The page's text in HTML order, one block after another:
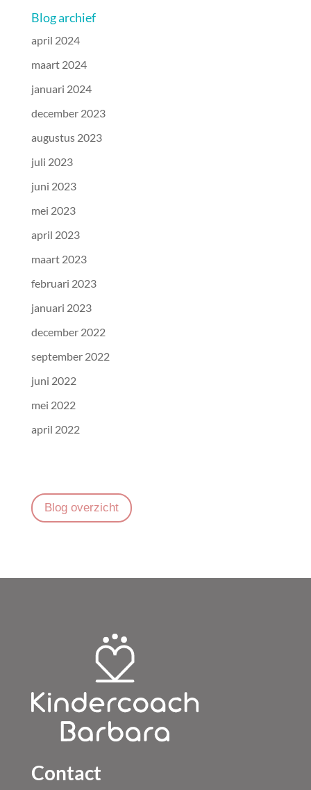
Blog archief
april 2024
maart 2024
januari 2024
december 2023
augustus 2023
juli 2023
juni 2023
mei 2023
april 2023
maart 2023
februari 2023
januari 2023
december 2022
september 2022
juni 2022
mei 2022
april 2022
Blog overzicht
Contact